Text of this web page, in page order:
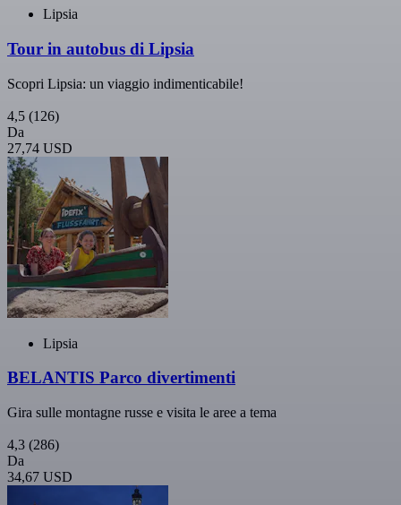
Lipsia
Tour in autobus di Lipsia
Scopri Lipsia: un viaggio indimenticabile!
4,5 (126)
Da
27,74 USD
Lipsia
BELANTIS Parco divertimenti
Gira sulle montagne russe e visita le aree a tema
4,3 (286)
Da
34,67 USD